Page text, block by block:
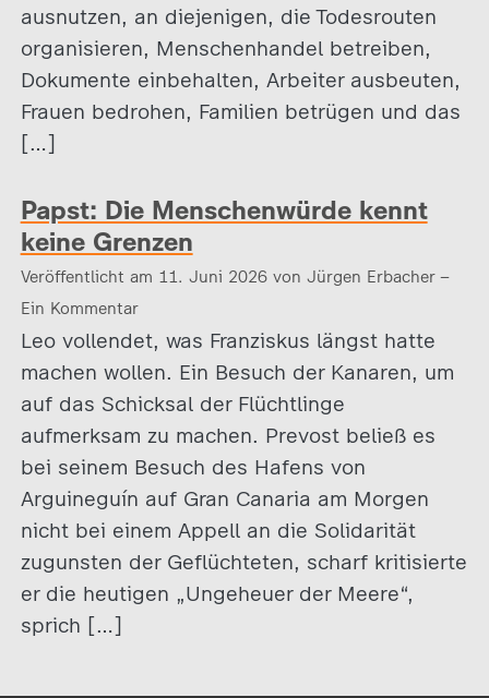
ausnutzen, an diejenigen, die Todesrouten
organisieren, Menschenhandel betreiben,
Dokumente einbehalten, Arbeiter ausbeuten,
Frauen bedrohen, Familien betrügen und das
[…]
Papst: Die Menschenwürde kennt
keine Grenzen
Veröffentlicht am 11. Juni 2026 von Jürgen Erbacher –
Ein Kommentar
Leo vollendet, was Franziskus längst hatte
machen wollen. Ein Besuch der Kanaren, um
auf das Schicksal der Flüchtlinge
aufmerksam zu machen. Prevost beließ es
bei seinem Besuch des Hafens von
Arguineguín auf Gran Canaria am Morgen
nicht bei einem Appell an die Solidarität
zugunsten der Geflüchteten, scharf kritisierte
er die heutigen „Ungeheuer der Meere“,
sprich […]